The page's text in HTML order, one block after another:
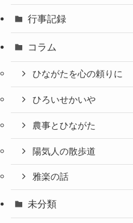
行事記録
コラム
ひながたを心の頼りに
ひろいせかいや
農事とひながた
陽気人の散歩道
雅楽の話
未分類